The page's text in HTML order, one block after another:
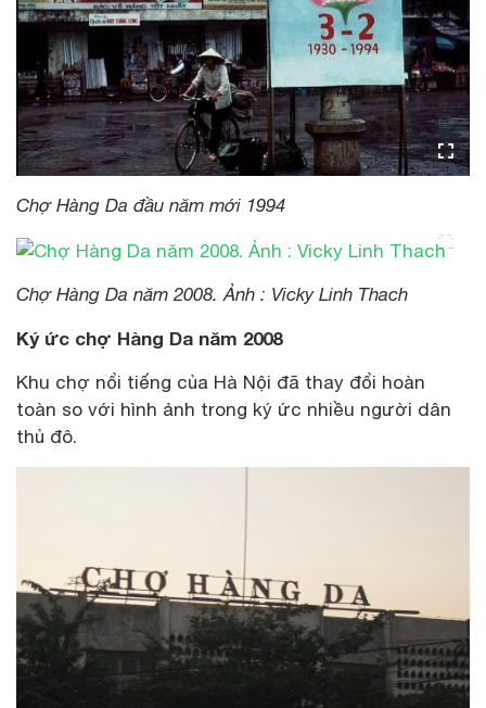
Chợ Hàng Da đầu năm mới 1994
Chợ Hàng Da năm 2008. Ảnh : Vicky Linh Thach
Ký ức chợ Hàng Da năm 2008
Khu chợ nổi tiếng của Hà Nội đã thay đổi hoàn
toàn so với hình ảnh trong ký ức nhiều người dân
thủ đô.